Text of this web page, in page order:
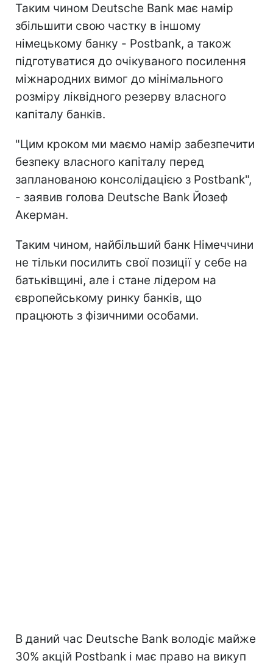
Таким чином Deutsche Bank має намір
збільшити свою частку в іншому
німецькому банку - Postbank, а також
підготуватися до очікуваного посилення
міжнародних вимог до мінімального
розміру ліквідного резерву власного
капіталу банків.
"Цим кроком ми маємо намір забезпечити
безпеку власного капіталу перед
запланованою консолідацією з Postbank",
- заявив голова Deutsche Bank Йозеф
Акерман.
Таким чином, найбільший банк Німеччини
не тільки посилить свої позиції у себе на
батьківщині, але і стане лідером на
європейському ринку банків, що
працюють з фізичними особами.
В даний час Deutsche Bank володіє майже
30% акцій Postbank і має право на викуп